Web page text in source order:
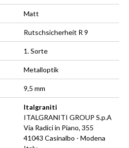
Matt
Rutschsicherheit R 9
1. Sorte
Metalloptik
9,5 mm
Italgraniti
ITALGRANITI GROUP S.p.A
Via Radici in Piano, 355
41043 Casinalbo - Modena